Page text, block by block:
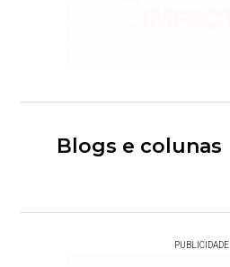
Blogs e colunas
PUBLICIDADE